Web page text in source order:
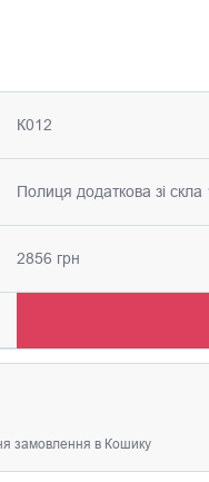
К012
Полиця додаткова зі
2856 грн
замовлення в Кошику